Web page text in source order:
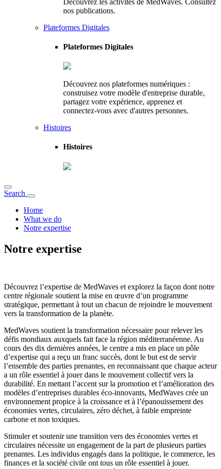
nos publications.
Plateformes Digitales
Plateformes Digitales
Découvrez nos plateformes numériques :
construisez votre modèle d'entreprise durable,
partagez votre expérience, apprenez et
connectez-vous avec d'autres personnes.
Histoires
Histoires
Search
Home
What we do
Notre expertise
Notre expertise
Découvrez l’expertise de MedWaves et explorez la façon dont notre
centre régionale soutient la mise en œuvre d’un programme
stratégique, permettant à tout un chacun de rejoindre le mouvement
vers la transformation de la planète.
MedWaves soutient la transformation nécessaire pour relever les
défis mondiaux auxquels fait face la région méditerranéenne. Au
cours des dix dernières années, le centre a mis en place un pôle
d’expertise qui a reçu un franc succès, dont le but est de servir
l’ensemble des parties prenantes, en reconnaissant que chaque acteur
a un rôle essentiel à jouer dans le mouvement collectif vers la
durabilité. En mettant l’accent sur la promotion et l’amélioration des
modèles d’entreprises durables éco-innovants, MedWaves crée un
environnement propice à la croissance et à l’épanouissement des
économies vertes, circulaires, zéro déchet, à faible empreinte
carbone et non toxiques.
Stimuler et soutenir une transition vers des économies vertes et
circulaires nécessite un engagement de la part de plusieurs parties
prenantes. Les individus engagés dans la politique, le commerce, les
finances et la société civile ont tous un rôle essentiel à jouer.